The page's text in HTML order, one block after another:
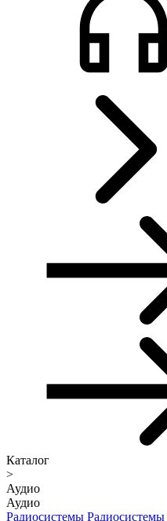
Каталог
>
Аудио
Аудио
Радиосистемы Радиосистемы